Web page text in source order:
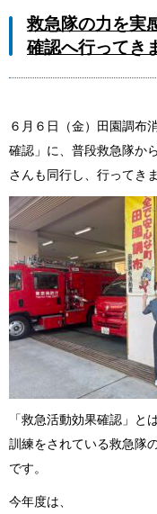
救急隊の力を実
確認へ行ってき
６月６日（金）田園調布
確認」に、普段救急隊か
さんも同行し、行ってき
「救急活動効果確認」と
訓練をされている救急隊
です。
今年度は、